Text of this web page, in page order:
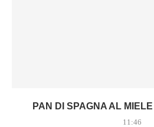
PAN DI SPAGNA AL
11:46